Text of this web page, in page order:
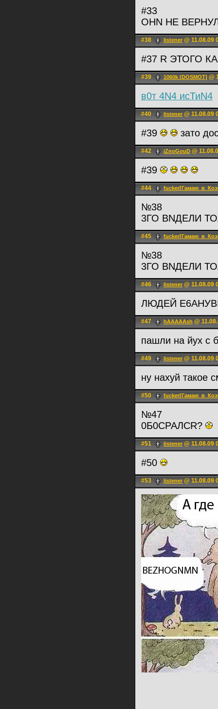
#33
ОНN НЕ
#38 listener @ 11.08.09
#37 R ЭТОГО
#39 1060k [DOSMOT] @
в0т 4N4 исТиN4
#40 listener @ 11.08.09
#39 зато
#42 iZnoGouD @
#39
#44
№38
3ГО ВNДЕЛИ
#45
№38
3ГО ВNДЕЛИ
#46 listener @ 11.08.09
ЛЮДЕЙ
#47 hAAAAAsh @
пашли на йух с
#49 listener @ 11.08.09
ну нaxyй такое
#50
№47
0Б0СРАЛСR?
#51 listener @ 11.08.09
#50
#53 listener @ 11.08.09